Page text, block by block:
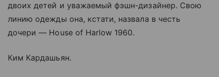
двоих детей и уважаемый фэшн-дизайнер. Свою
линию одежды она, кстати, назвала в честь
дочери — House of Harlow 1960.
Ким Кардашьян.